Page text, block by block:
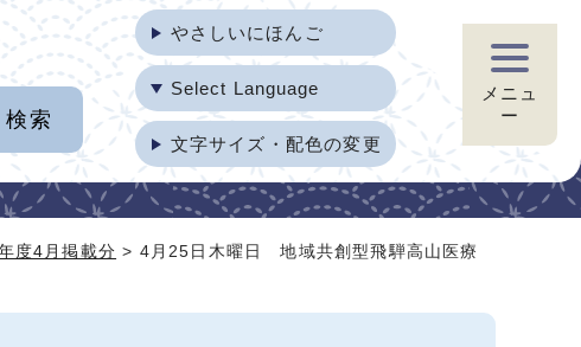
やさしいにほんご
Select Language
文字サイズ・配色の変更
メニュ
ー
度4月掲載分 > 4月25日木曜日 地域共創型飛騨高山医療